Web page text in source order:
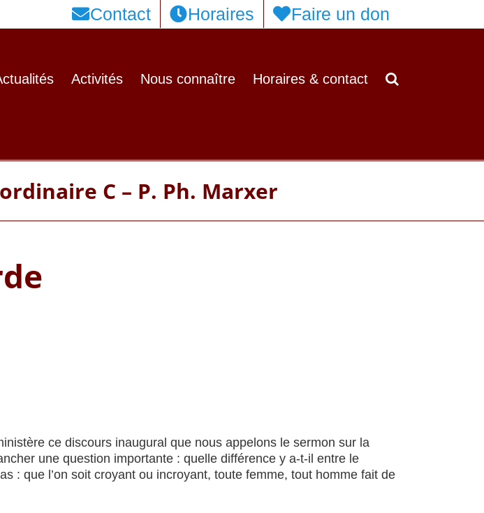
Contact Horaires Faire un don
Activités Nous connaître Horaires & contact
C – P. Ph. Marxer
ce discours inaugural que nous appelons le sermon sur la
une question importante : quelle différence y a-t-il entre le
: que l’on soit croyant ou incroyant, toute femme, tout homme fait de